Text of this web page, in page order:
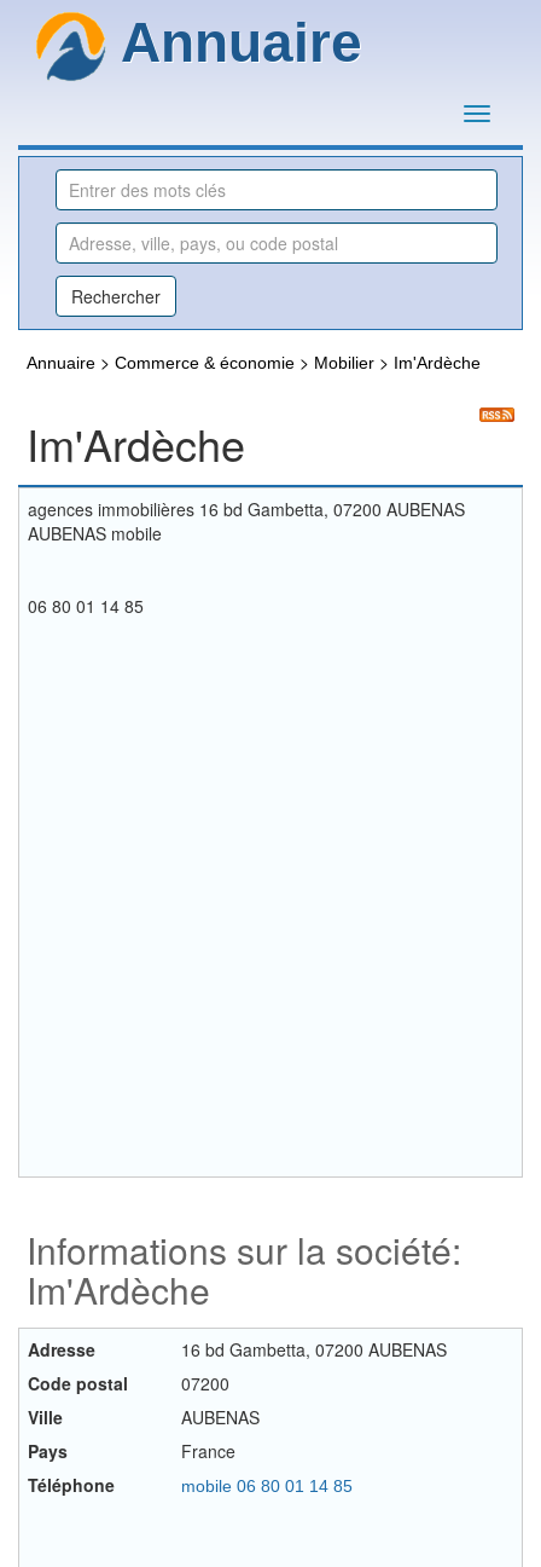
Annuaire
Annuaire > Commerce & économie > Mobilier > Im'Ardèche
Im'Ardèche
agences immobilières 16 bd Gambetta, 07200 AUBENAS
AUBENAS mobile
06 80 01 14 85
Informations sur la société:
Im'Ardèche
Adresse
16 bd Gambetta, 07200 AUBENAS
Code postal
07200
Ville
AUBENAS
Pays
France
Téléphone
mobile 06 80 01 14 85